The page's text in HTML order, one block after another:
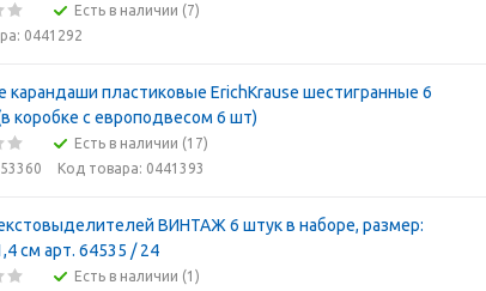
Есть в наличии (7)
0441292
карандаши пластиковые ErichKrause шестигранные 6
коробке с европодвесом 6 шт)
Есть в наличии (17)
Код товара: 0441393
ВИНТАЖ 6 штук в наборе, размер:
см арт. 64535 / 24
Есть в наличии (1)